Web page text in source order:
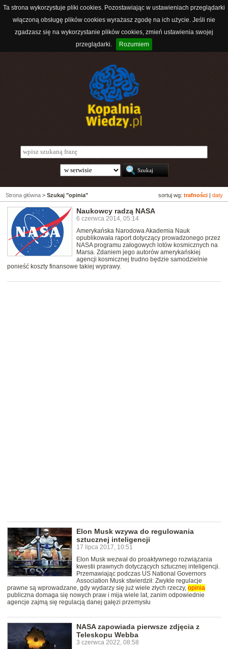
Ta strona wykorzystuje pliki cookies. Pozostawiając w ustawieniach przeglądarki
włączoną obsługę plików cookies wyrażasz zgodę na ich użycie. Jeśli nie
zgadzasz się na wykorzystanie plików cookies, zmień ustawienia swojej
przeglądarki.
Rozumiem
sortuj wg: trafności daty
Strona główna > Szukaj "opinia"
Naukowcy radzą NASA
6 czerwca 2014, 05:14
Amerykańska Narodowa Akademia Nauk
opublikowała raport dotyczący prowadzonego przez
NASA programu załogowych lotów kosmicznych na
Marsa. Zdaniem jego autorów amerykańskiej
agencji kosmicznej trudno będzie samodzielnie
ponieść koszty finansowe takiej wyprawy.
Elon Musk wzywa do regulowania
sztucznej inteligencji
17 lipca 2017, 10:51
Elon Musk wezwał do proaktywnego rozwiązania
kwestii prawnych dotyczących sztucznej inteligencji.
Przemawiając podczas US National Governors
Association Musk stwierdził: Zwykle regulacje
prawne są wprowadzane, gdy wydarzy się już wiele złych rzeczy, opinia
publiczna domaga się nowych praw i mija wiele lat, zanim odpowiednie
agencje zajmą się regulacją danej gałęzi przemysłu
NASA zapowiada pierwsze zdjęcia z
Teleskopu Webba
3 czerwca 2022, 08:58